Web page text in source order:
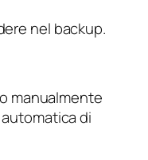
nel backup.
manualmente
di